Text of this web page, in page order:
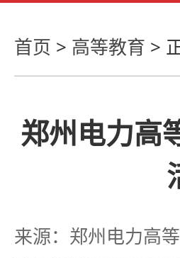
首页 > 高等教育 >
郑州电力高
来源：郑州电力高